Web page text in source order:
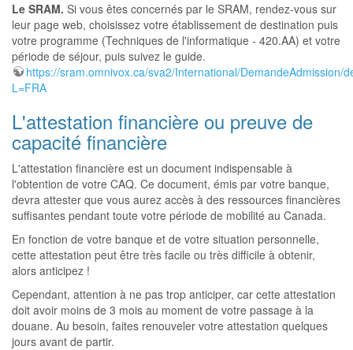
Le SRAM. Si vous êtes concernés par le SRAM, rendez-vous sur
leur page web, choisissez votre établissement de destination puis
votre programme (Techniques de l'informatique - 420.AA) et votre
période de séjour, puis suivez le guide.
https://sram.omnivox.ca/sva2/International/DemandeAdmission/
L=FRA
L'attestation financière ou preuve de
capacité financière
L'attestation financière est un document indispensable à
l'obtention de votre CAQ. Ce document, émis par votre banque,
devra attester que vous aurez accès à des ressources financières
suffisantes pendant toute votre période de mobilité au Canada.
En fonction de votre banque et de votre situation personnelle,
cette attestation peut être très facile ou très difficile à obtenir,
alors anticipez !
Cependant, attention à ne pas trop anticiper, car cette attestation
doit avoir moins de 3 mois au moment de votre passage à la
douane. Au besoin, faites renouveler votre attestation quelques
jours avant de partir.